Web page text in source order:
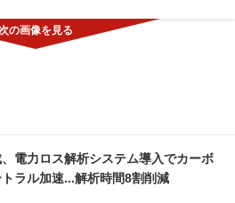
電力ロス解析システム導入でカーボ
ラル加速...解析時間8割削減